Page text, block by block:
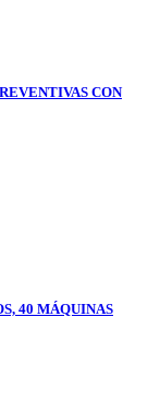
CON
40 MÁQUINAS